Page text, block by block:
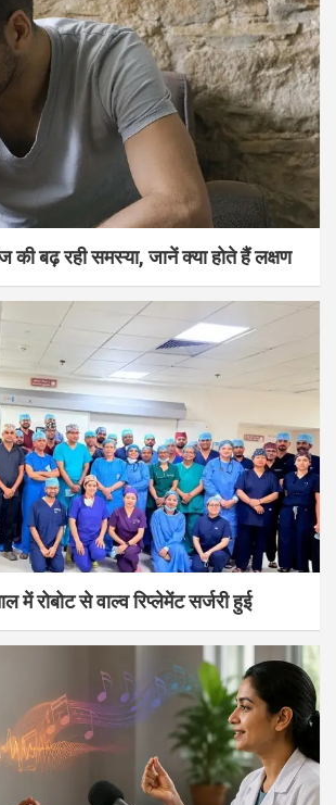
की बढ़ रही समस्या, जानें क्या होते हैं लक्षण
रोबोट से वाल्व रिप्लेमेंट सर्जरी हुई